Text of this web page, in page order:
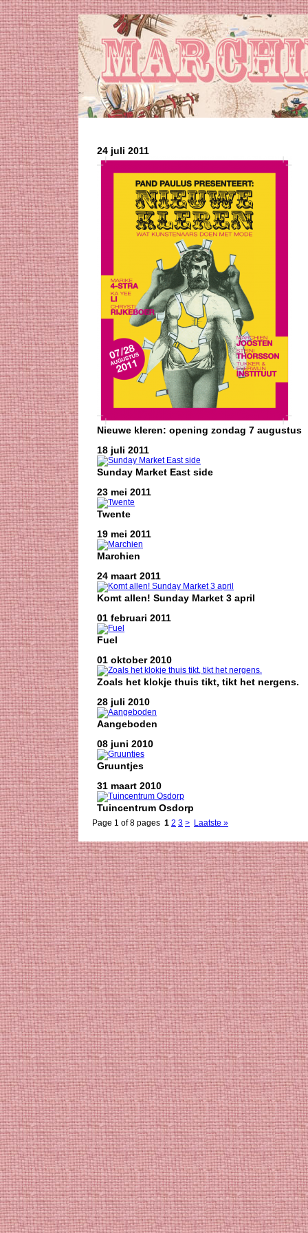
24 juli 2011
Nieuwe kleren: opening zondag 7 augustus
18 juli 2011
Sunday Market East side
23 mei 2011
Twente
19 mei 2011
Marchien
24 maart 2011
Komt allen! Sunday Market 3 april
01 februari 2011
Fuel
01 oktober 2010
Zoals het klokje thuis tikt, tikt het nergens.
28 juli 2010
Aangeboden
08 juni 2010
Gruuntjes
31 maart 2010
Tuincentrum Osdorp
Page 1 of 8 pages 1 2 3 > Laatste »